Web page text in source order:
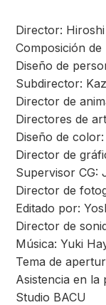
Director:
Composición
Diseño de
Subdirector:
Director de
Directores de
Diseño de
Director de
Supervisor CG:
Director de
Editado por:
Director de
Música: Yuki
Tema de
Asistencia en la
Studio BACU